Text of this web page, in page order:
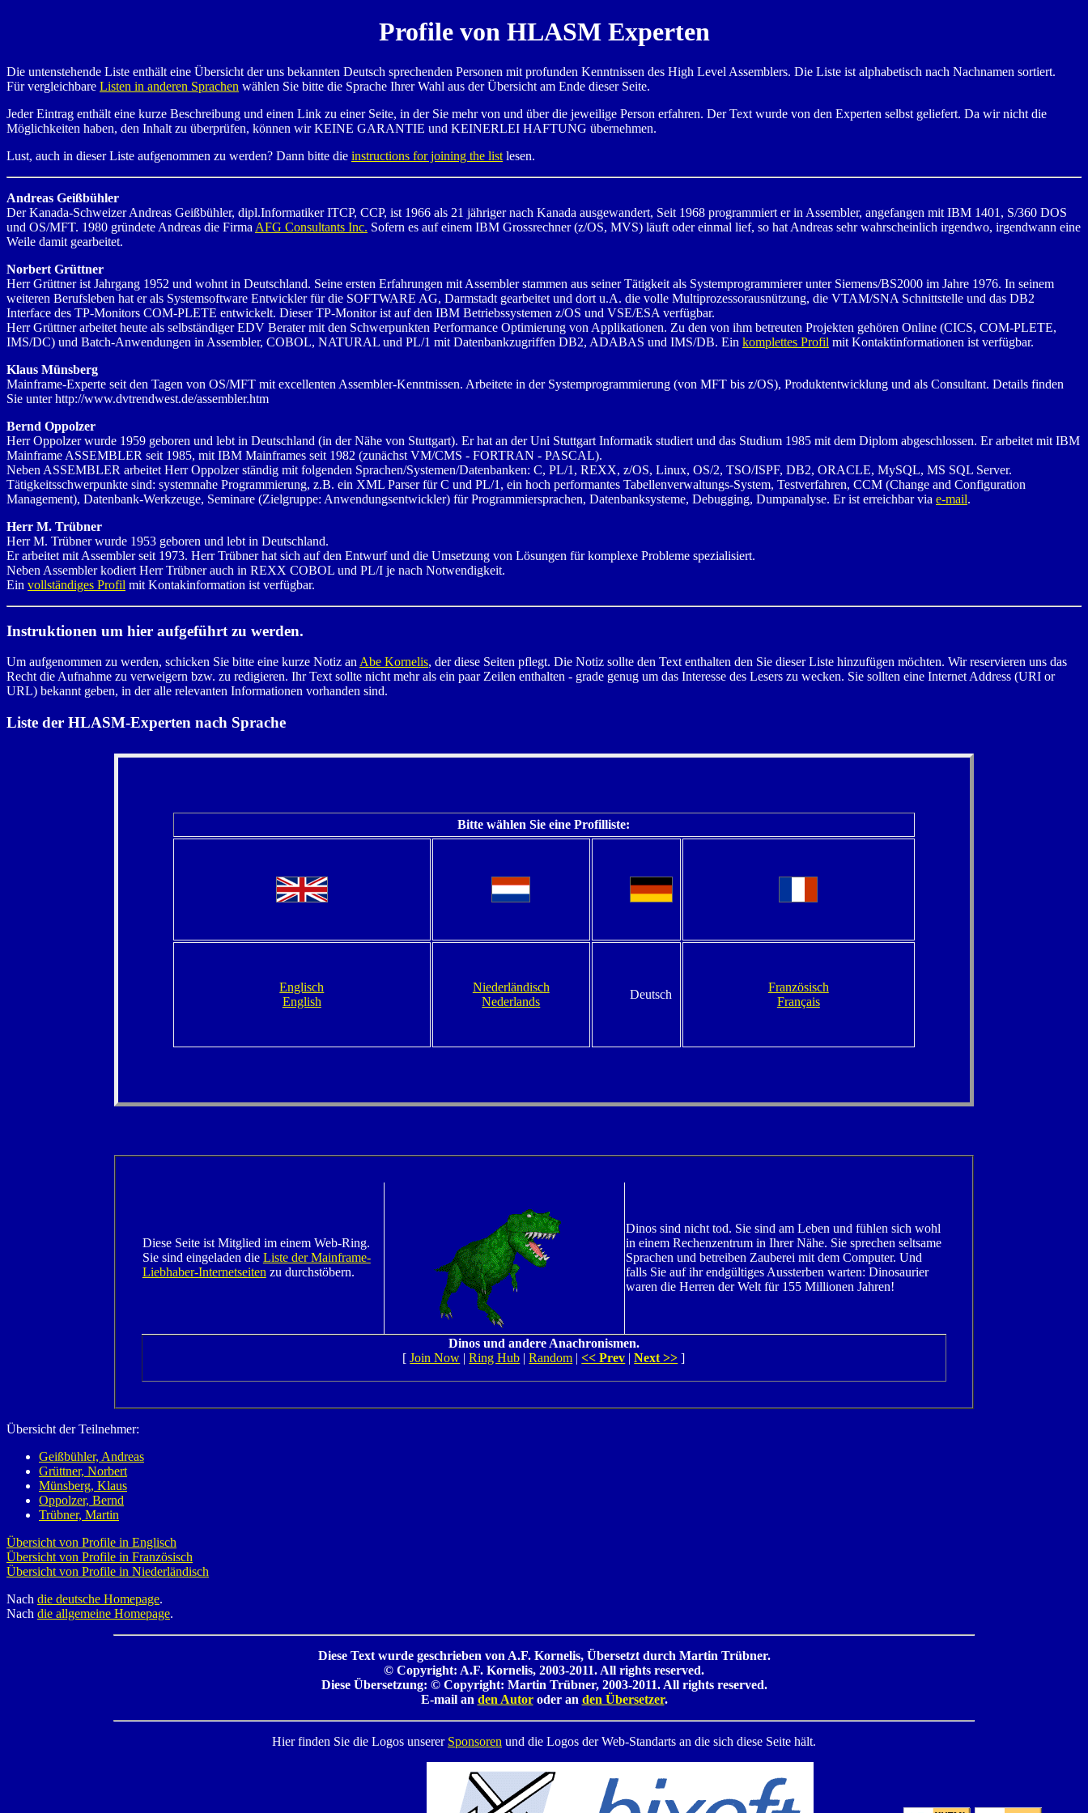
Profile von HLASM Experten
Die untenstehende Liste enthält eine Übersicht der uns bekannten Deutsch sprechenden Personen mit profunden Kenntnissen des High Level Assemblers. Die Liste ist alphabetisch nach Nachnamen sortiert.
Für vergleichbare Listen in anderen Sprachen wählen Sie bitte die Sprache Ihrer Wahl aus der Übersicht am Ende dieser Seite.
Jeder Eintrag enthält eine kurze Beschreibung und einen Link zu einer Seite, in der Sie mehr von und über die jeweilige Person erfahren. Der Text wurde von den Experten selbst geliefert. Da wir nicht die
Möglichkeiten haben, den Inhalt zu überprüfen, können wir KEINE GARANTIE und KEINERLEI HAFTUNG übernehmen.
Lust, auch in dieser Liste aufgenommen zu werden? Dann bitte die instructions for joining the list lesen.
Andreas Geißbühler
Der Kanada-Schweizer Andreas Geißbühler, dipl.Informatiker ITCP, CCP, ist 1966 als 21 jähriger nach Kanada ausgewandert, Seit 1968 programmiert er in Assembler, angefangen mit IBM 1401, S/360 DOS
und OS/MFT. 1980 gründete Andreas die Firma AFG Consultants Inc. Sofern es auf einem IBM Grossrechner (z/OS, MVS) läuft oder einmal lief, so hat Andreas sehr wahrscheinlich irgendwo, irgendwann eine
Weile damit gearbeitet.
Norbert Grüttner
Herr Grüttner ist Jahrgang 1952 und wohnt in Deutschland. Seine ersten Erfahrungen mit Assembler stammen aus seiner Tätigkeit als Systemprogrammierer unter Siemens/BS2000 im Jahre 1976. In seinem
weiteren Berufsleben hat er als Systemsoftware Entwickler für die SOFTWARE AG, Darmstadt gearbeitet und dort u.A. die volle Multiprozessorausnützung, die VTAM/SNA Schnittstelle und das DB2
Interface des TP-Monitors COM-PLETE entwickelt. Dieser TP-Monitor ist auf den IBM Betriebssystemen z/OS und VSE/ESA verfügbar.
Herr Grüttner arbeitet heute als selbständiger EDV Berater mit den Schwerpunkten Performance Optimierung von Applikationen. Zu den von ihm betreuten Projekten gehören Online (CICS, COM-PLETE,
IMS/DC) und Batch-Anwendungen in Assembler, COBOL, NATURAL und PL/1 mit Datenbankzugriffen DB2, ADABAS und IMS/DB. Ein komplettes Profil mit Kontaktinformationen ist verfügbar.
Klaus Münsberg
Mainframe-Experte seit den Tagen von OS/MFT mit excellenten Assembler-Kenntnissen. Arbeitete in der Systemprogrammierung (von MFT bis z/OS), Produktentwicklung und als Consultant. Details finden
Sie unter http://www.dvtrendwest.de/assembler.htm
Bernd Oppolzer
Herr Oppolzer wurde 1959 geboren und lebt in Deutschland (in der Nähe von Stuttgart). Er hat an der Uni Stuttgart Informatik studiert und das Studium 1985 mit dem Diplom abgeschlossen. Er arbeitet mit IBM
Mainframe ASSEMBLER seit 1985, mit IBM Mainframes seit 1982 (zunächst VM/CMS - FORTRAN - PASCAL).
Neben ASSEMBLER arbeitet Herr Oppolzer ständig mit folgenden Sprachen/Systemen/Datenbanken: C, PL/1, REXX, z/OS, Linux, OS/2, TSO/ISPF, DB2, ORACLE, MySQL, MS SQL Server.
Tätigkeitsschwerpunkte sind: systemnahe Programmierung, z.B. ein XML Parser für C und PL/1, ein hoch performantes Tabellenverwaltungs-System, Testverfahren, CCM (Change and Configuration
Management), Datenbank-Werkzeuge, Seminare (Zielgruppe: Anwendungsentwickler) für Programmiersprachen, Datenbanksysteme, Debugging, Dumpanalyse. Er ist erreichbar via e-mail.
Herr M. Trübner
Herr M. Trübner wurde 1953 geboren und lebt in Deutschland.
Er arbeitet mit Assembler seit 1973. Herr Trübner hat sich auf den Entwurf und die Umsetzung von Lösungen für komplexe Probleme spezialisiert.
Neben Assembler kodiert Herr Trübner auch in REXX COBOL und PL/I je nach Notwendigkeit.
Ein vollständiges Profil mit Kontakinformation ist verfügbar.
Instruktionen um hier aufgeführt zu werden.
Um aufgenommen zu werden, schicken Sie bitte eine kurze Notiz an Abe Kornelis, der diese Seiten pflegt. Die Notiz sollte den Text enthalten den Sie dieser Liste hinzufügen möchten. Wir reservieren uns das
Recht die Aufnahme zu verweigern bzw. zu redigieren. Ihr Text sollte nicht mehr als ein paar Zeilen enthalten - grade genug um das Interesse des Lesers zu wecken. Sie sollten eine Internet Address (URI or
URL) bekannt geben, in der alle relevanten Informationen vorhanden sind.
Liste der HLASM-Experten nach Sprache
Bitte wählen Sie eine Profilliste:
Englisch
English
Niederländisch
Nederlands
Deutsch
Französisch
Français
Diese Seite ist Mitglied im einem Web-Ring.
Sie sind eingeladen die Liste der Mainframe-
Liebhaber-Internetseiten zu durchstöbern.
Dinos sind nicht tod. Sie sind am Leben und fühlen sich wohl
in einem Rechenzentrum in Ihrer Nähe. Sie sprechen seltsame
Sprachen und betreiben Zauberei mit dem Computer. Und
falls Sie auf ihr endgültiges Aussterben warten: Dinosaurier
waren die Herren der Welt für 155 Millionen Jahren!
Dinos und andere Anachronismen.
[Join Now |Ring Hub |Random |<< Prev |Next >> ]
Übersicht der Teilnehmer:
Geißbühler, Andreas
Grüttner, Norbert
Münsberg, Klaus
Oppolzer, Bernd
Trübner, Martin
Übersicht von Profile in Englisch
Übersicht von Profile in Französisch
Übersicht von Profile in Niederländisch
Nach die deutsche Homepage.
Nach die allgemeine Homepage.
Diese Text wurde geschrieben von A.F. Kornelis, Übersetzt durch Martin Trübner.
© Copyright: A.F. Kornelis, 2003-2011. All rights reserved.
Diese Übersetzung: © Copyright: Martin Trübner, 2003-2011. All rights reserved.
E-mail an den Autoroder an den Übersetzer.
Hier finden Sie die Logos unserer Sponsoren und die Logos der Web-Standarts an die sich diese Seite hält.